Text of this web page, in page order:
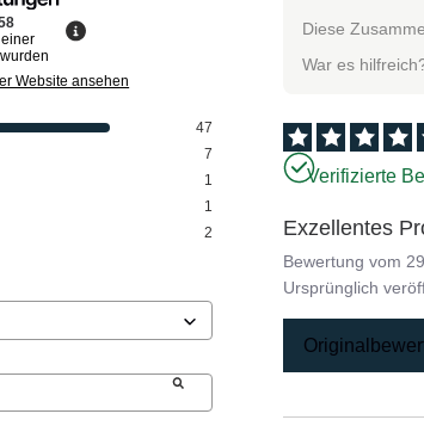
Website ansehen
47
7
1
1
2
Diese
War es
Verifizierte
Exzellentes
Bewertung vom
Ursprünglich